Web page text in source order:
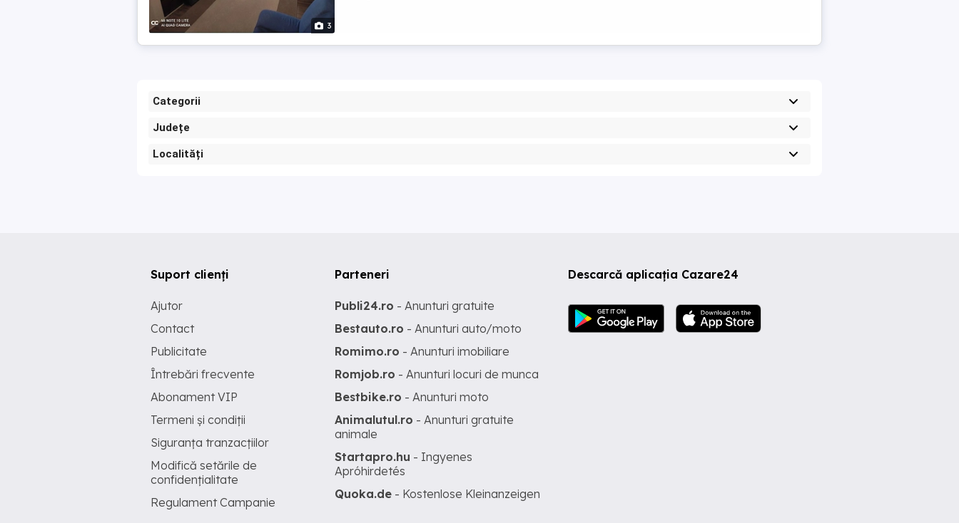
3
Categorii
Județe
Localități
Descarcă aplicația Cazare24
Suport clienți
Ajutor
Contact
Publicitate
Întrebări frecvente
Abonament VIP
Termeni și condiții
Siguranța tranzacțiilor
Modifică setările de
confidențialitate
Regulament Campanie
Parteneri
Publi24.ro - Anunturi gratuite
Bestauto.ro - Anunturi auto/moto
Romimo.ro - Anunturi imobiliare
Romjob.ro - Anunturi locuri de munca
Bestbike.ro - Anunturi moto
Animalutul.ro - Anunturi gratuite
animale
Startapro.hu - Ingyenes
Apróhirdetés
Quoka.de - Kostenlose Kleinanzeigen